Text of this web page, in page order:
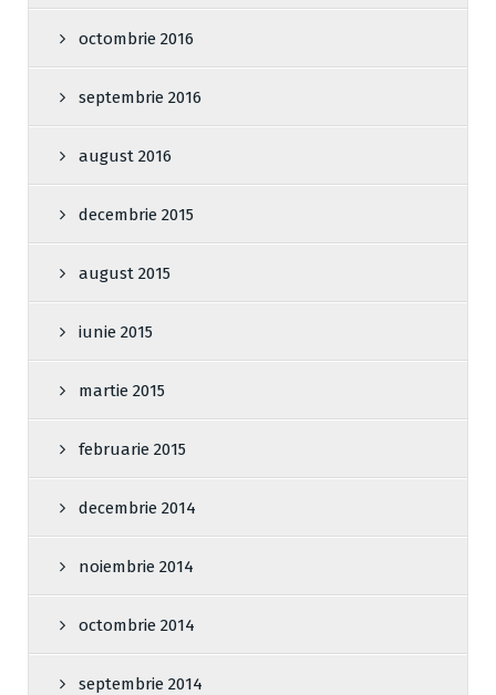
octombrie 2016
septembrie 2016
august 2016
decembrie 2015
august 2015
iunie 2015
martie 2015
februarie 2015
decembrie 2014
noiembrie 2014
octombrie 2014
septembrie 2014